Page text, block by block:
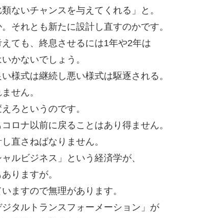
ないチャンスを与えてくれる」と。
それとも新たに設計し直すのかです。
ても、終息させるには1年や2年は
かないでしょう。
様式は継続し悪い様式は駆逐される。
せん。
ろというのです。
ロナ以前に戻ることはあり得ません。
直さねばなりません。
ルビジネス」という経済学が、
りますが。
ますので無理があります。
タルトランスフォーメーション」が